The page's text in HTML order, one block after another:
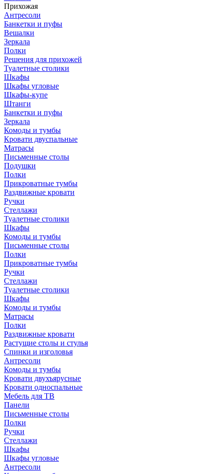
Прихожая
Антресоли
Банкетки и пуфы
Вешалки
Зеркала
Полки
Решения для прихожей
Туалетные столики
Шкафы
Шкафы угловые
Шкафы-купе
Штанги
Банкетки и пуфы
Зеркала
Комоды и тумбы
Кровати двуспальные
Матрасы
Письменные столы
Подушки
Полки
Прикроватные тумбы
Раздвижные кровати
Ручки
Стеллажи
Туалетные столики
Шкафы
Комоды и тумбы
Письменные столы
Полки
Прикроватные тумбы
Ручки
Стеллажи
Туалетные столики
Шкафы
Комоды и тумбы
Матрасы
Полки
Раздвижные кровати
Растущие столы и стулья
Спинки и изголовья
Антресоли
Комоды и тумбы
Кровати двухъярусные
Кровати односпальные
Мебель для ТВ
Панели
Письменные столы
Полки
Ручки
Стеллажи
Шкафы
Шкафы угловые
Антресоли